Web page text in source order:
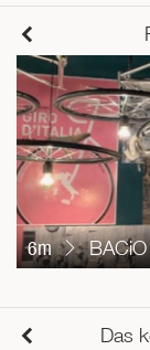
6m BACiO
Das